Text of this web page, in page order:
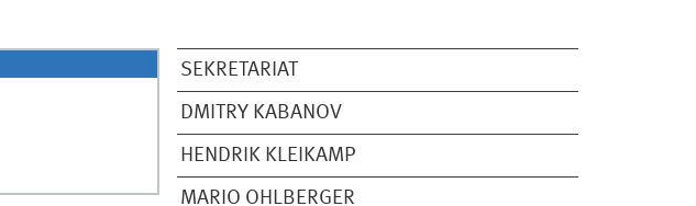
SEKRETARIAT
DMITRY KABANOV
HENDRIK KLEIKAMP
MARIO OHLBERGER